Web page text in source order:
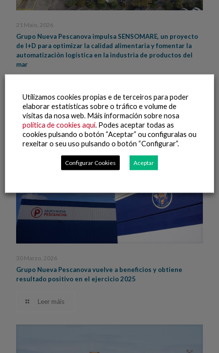
21 Maio, 2026
Grupo Nueva Pescanova impulsa SENSOMARE, un proyecto
de I+D para optimizar la calidad alimentaria y fomentar la
automatización logística en la industria de productos del
mar
30 Marzo, 2026
Grupo Nueva Pescanova vuelve a beneficios y obtiene
resultado positivo en el ejercicio 2025
Leer máis
Utilizamos cookies propias e de terceiros para poder
elaborar estatísticas sobre o tráfico e volume de
visitas da nosa web. Máis información sobre nosa
política de cookies aquí. Podes aceptar todas as
cookies pulsando o botón “Aceptar” ou configuralas ou
rexeitar o seu uso pulsando o botón “Configurar”.
Configurar Cookies Aceptar